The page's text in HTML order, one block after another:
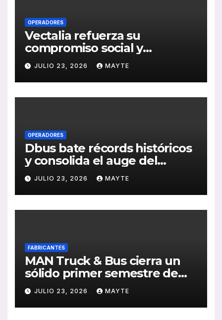
OPERADORES
Vectalia refuerza su
compromiso social y
medioambiental con la
publicación de su Memoria
de RSC 2025
JULIO 23, 2026 MAYTE
OPERADORES
Dbus bate récords históricos
y consolida el auge del
transporte público en San
Sebastián
JULIO 23, 2026 MAYTE
FABRICANTES
MAN Truck & Bus cierra un
sólido primer semestre de
2026 con crecimiento en
ventas, pedidos y
rentabilidad
JULIO 23, 2026 MAYTE